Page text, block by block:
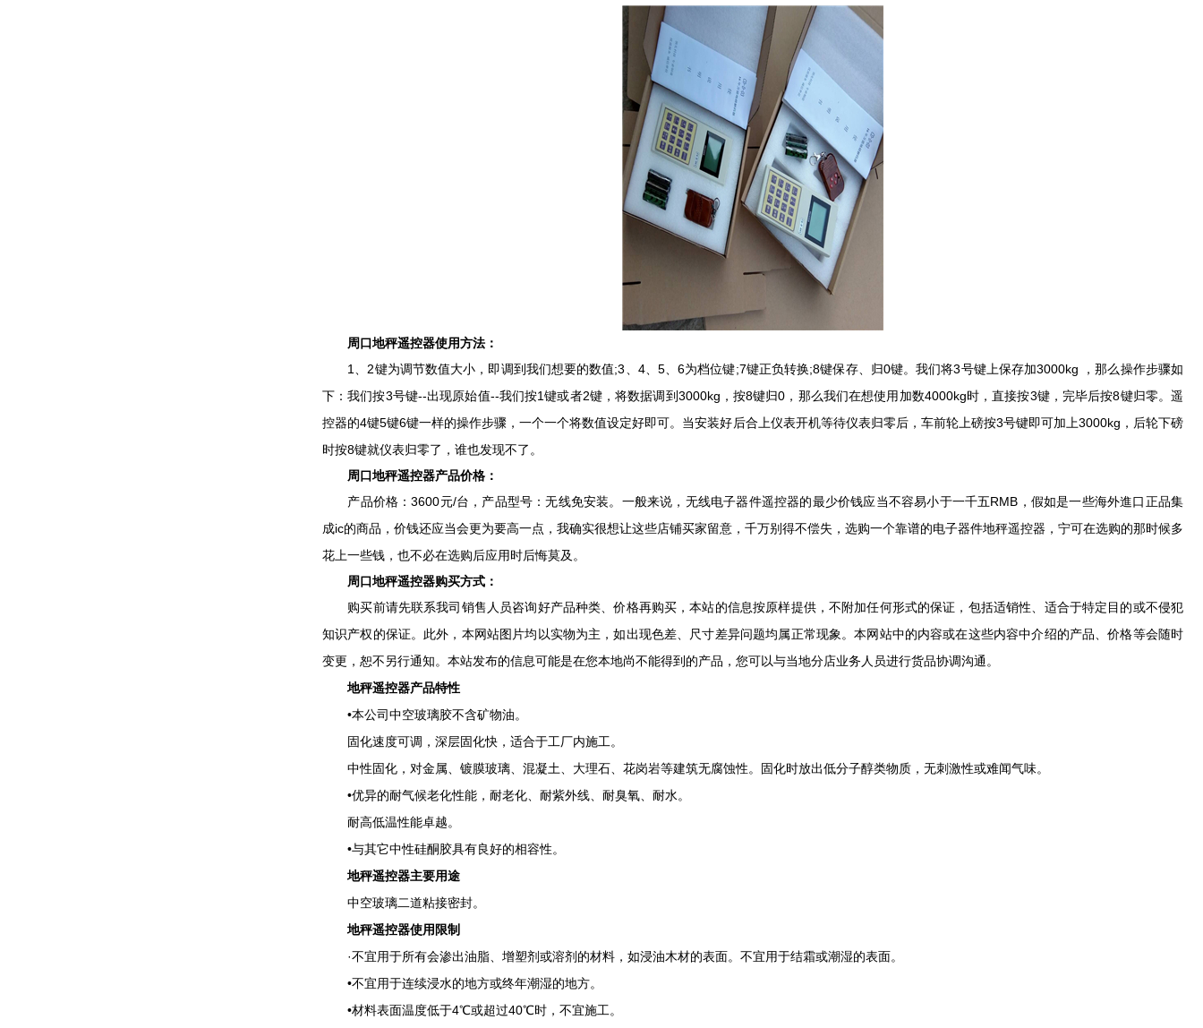
周口地秤遥控器使用方法：
1、2键为调节数值大小，即调到我们想要的数值;3、4、5、6为档位键;7键正负转换;8键保存、归0键。我们将3号键上保存加3000kg ，那么操作步骤如
下：我们按3号键--出现原始值--我们按1键或者2键，将数据调到3000kg，按8键归0，那么我们在想使用加数4000kg时，直接按3键，完毕后按8键归零。遥
控器的4键5键6键一样的操作步骤，一个一个将数值设定好即可。当安装好后合上仪表开机等待仪表归零后，车前轮上磅按3号键即可加上3000kg，后轮下磅
时按8键就仪表归零了，谁也发现不了。
周口地秤遥控器产品价格：
产品价格：3600元/台，产品型号：无线免安装。一般来说，无线电子器件遥控器的最少价钱应当不容易小于一千五RMB，假如是一些海外進口正品集
成ic的商品，价钱还应当会更为要高一点，我确实很想让这些店铺买家留意，千万别得不偿失，选购一个靠谱的电子器件地秤遥控器，宁可在选购的那时候多
花上一些钱，也不必在选购后应用时后悔莫及。
周口地秤遥控器购买方式：
购买前请先联系我司销售人员咨询好产品种类、价格再购买，本站的信息按原样提供，不附加任何形式的保证，包括适销性、适合于特定目的或不侵犯
知识产权的保证。此外，本网站图片均以实物为主，如出现色差、尺寸差异问题均属正常现象。本网站中的内容或在这些内容中介绍的产品、价格等会随时
变更，恕不另行通知。本站发布的信息可能是在您本地尚不能得到的产品，您可以与当地分店业务人员进行货品协调沟通。
地秤遥控器产品特性
•本公司中空玻璃胶不含矿物油。
固化速度可调，深层固化快，适合于工厂内施工。
中性固化，对金属、镀膜玻璃、混凝土、大理石、花岗岩等建筑无腐蚀性。固化时放出低分子醇类物质，无刺激性或难闻气味。
•优异的耐气候老化性能，耐老化、耐紫外线、耐臭氧、耐水。
耐高低温性能卓越。
•与其它中性硅酮胶具有良好的相容性。
地秤遥控器主要用途
中空玻璃二道粘接密封。
地秤遥控器使用限制
·不宜用于所有会渗出油脂、增塑剂或溶剂的材料，如浸油木材的表面。不宜用于结霜或潮湿的表面。
•不宜用于连续浸水的地方或终年潮湿的地方。
•材料表面温度低于4℃或超过40℃时，不宜施工。